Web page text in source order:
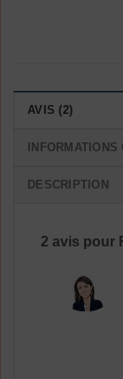
AVIS (2)
DESCRIPTION
2 avis pour